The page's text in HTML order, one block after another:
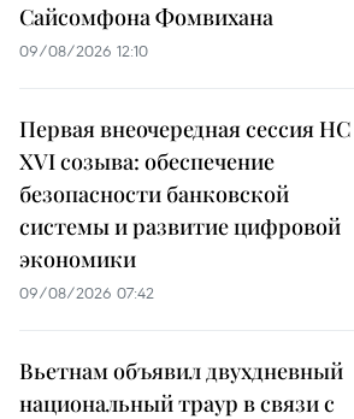
Сайсомфона Фомвихана
09/08/2026 12:10
Первая внеочередная сессия НС
XVI созыва: обеспечение
безопасности банковской
системы и развитие цифровой
экономики
09/08/2026 07:42
Вьетнам объявил двухдневный
национальный траур в связи с